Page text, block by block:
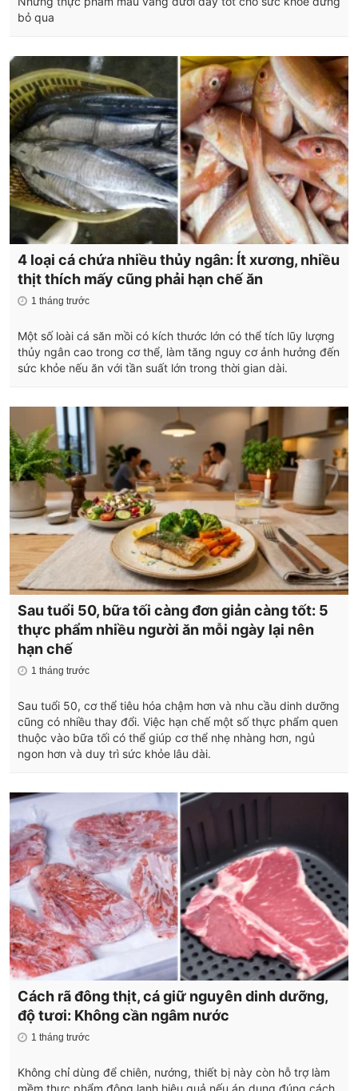
bỏ qua
4 loại cá chứa nhiều thủy ngân: Ít xương, nhiều
thịt thích mấy cũng phải hạn chế ăn
1 tháng trước
Một số loài cá săn mồi có kích thước lớn có thể tích lũy lượng
thủy ngân cao trong cơ thể, làm tăng nguy cơ ảnh hưởng đến
sức khỏe nếu ăn với tần suất lớn trong thời gian dài.
Sau tuổi 50, bữa tối càng đơn giản càng tốt: 5
thực phẩm nhiều người ăn mỗi ngày lại nên
hạn chế
1 tháng trước
Sau tuổi 50, cơ thể tiêu hóa chậm hơn và nhu cầu dinh dưỡng
cũng có nhiều thay đổi. Việc hạn chế một số thực phẩm quen
thuộc vào bữa tối có thể giúp cơ thể nhẹ nhàng hơn, ngủ
ngon hơn và duy trì sức khỏe lâu dài.
Cách rã đông thịt, cá giữ nguyên dinh dưỡng,
độ tươi: Không cần ngâm nước
1 tháng trước
Không chỉ dùng để chiên, nướng, thiết bị này còn hỗ trợ làm